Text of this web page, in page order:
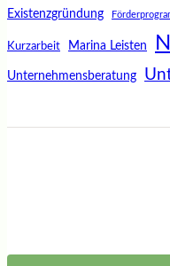
Existenzgründung
Kurzarbeit Marina Leisten
Unternehmensberatung